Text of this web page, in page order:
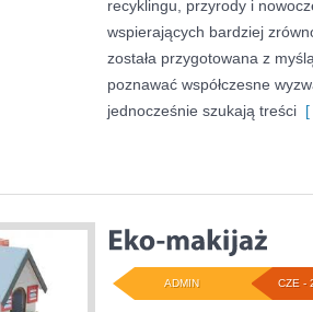
recyklingu, przyrody i
wspierających bardziej
została przygotowana z
poznawać współczesne
jednocześnie szukają treści [
CZE -
ADMIN